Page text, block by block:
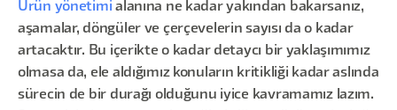
Ürün yönetimi alanına ne kadar yakından bakarsanız,
aşamalar, döngüler ve çerçevelerin sayısı da o kadar
artacaktır. Bu içerikte o kadar detaycı bir yaklaşımımız
olmasa da, ele aldığımız konuların kritikliği kadar aslında
sürecin de bir durağı olduğunu iyice kavramamız lazım.